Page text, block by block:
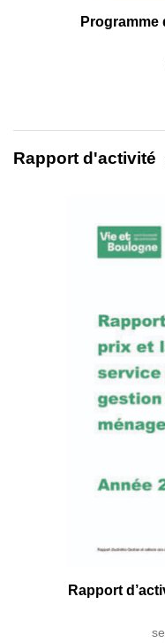
Programme
Rapport d'activité
Rapport